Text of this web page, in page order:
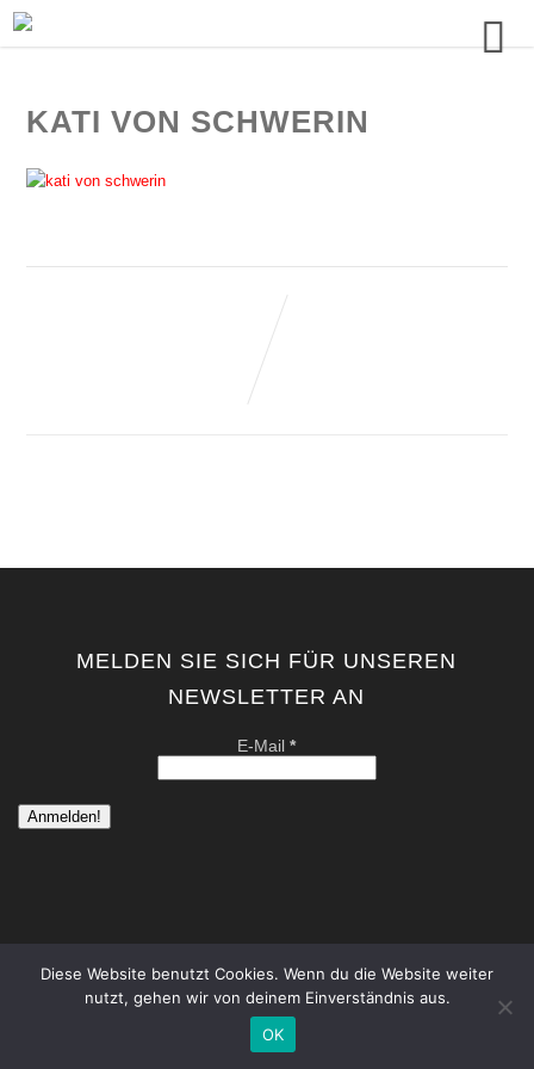
KATI VON SCHWERIN
MELDEN SIE SICH FÜR UNSEREN
NEWSLETTER AN
E-Mail*
copyright by kati von schwerin | contemporary artist berlin . all
Datenschutzerklärung
Diese Website benutzt Cookies. Wenn du die Website weiter
nutzt, gehen wir von deinem Einverständnis aus.
OK